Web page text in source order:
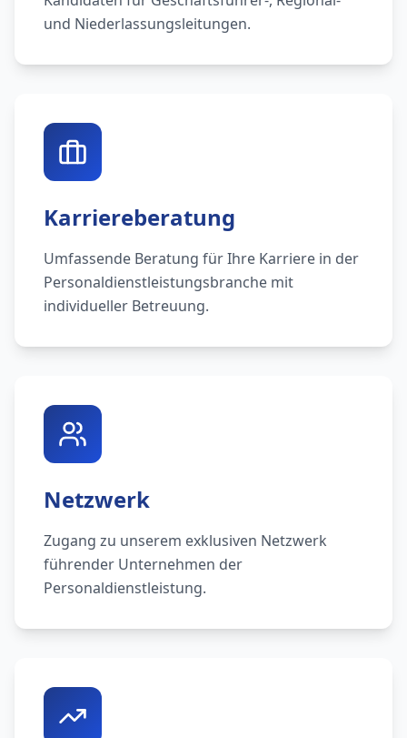
und Niederlassungsleitungen.
Karriereberatung
Umfassende Beratung für Ihre Karriere in der
Personaldienstleistungsbranche mit
individueller Betreuung.
Netzwerk
Zugang zu unserem exklusiven Netzwerk
führender Unternehmen der
Personaldienstleistung.